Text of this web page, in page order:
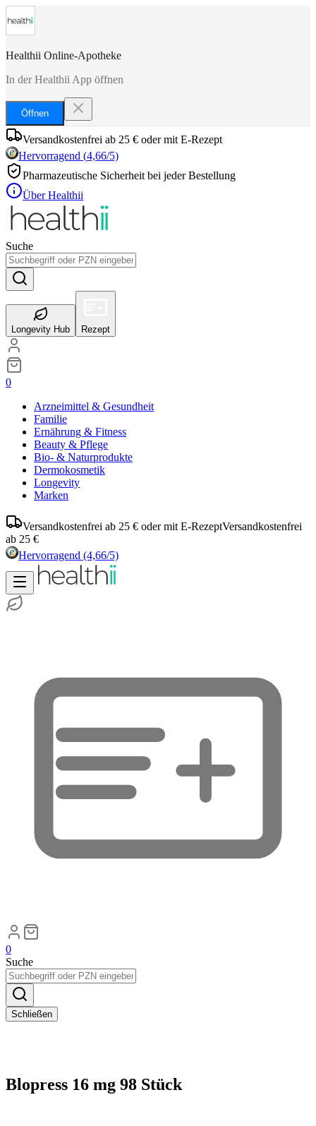
Healthii Online-Apotheke
In der Healthii App öffnen
Öffnen
Versandkostenfrei ab 25 € oder mit E-Rezept
Hervorragend (4,66/5)
Pharmazeutische Sicherheit bei jeder Bestellung
Über Healthii
Suche
Longevity Hub Rezept
0
Arzneimittel & Gesundheit
Familie
Ernährung & Fitness
Beauty & Pflege
Bio- & Naturprodukte
Dermokosmetik
Longevity
Marken
Versandkostenfrei ab 25 € oder mit E-RezeptVersandkostenfrei
ab 25 €
Hervorragend (4,66/5)
0
Suche
Schließen
Blopress 16 mg 98 Stück